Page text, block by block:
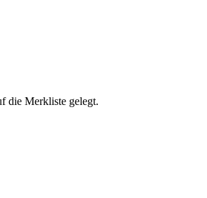
die Merkliste gelegt.